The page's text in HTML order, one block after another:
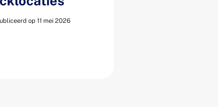
op 11 mei 2026